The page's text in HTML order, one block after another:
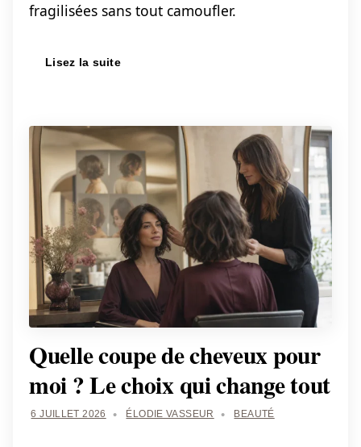
fragilisées sans tout camoufler.
Lisez la suite
Quelle coupe de cheveux pour
moi ? Le choix qui change tout
6 JUILLET 2026 ÉLODIE VASSEUR BEAUTÉ